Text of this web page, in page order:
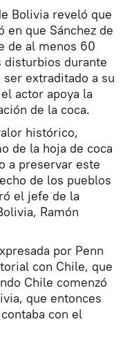
Bolivia reveló que
en que Sánchez de
de al menos 60
disturbios durante
extraditado a su
actor apoya la
de la coca.
histórico,
de la hoja de coca
a preservar este
de los pueblos
el jefe de la
Ramón
por Penn
con Chile, que
Chile comenzó
que entonces
con el